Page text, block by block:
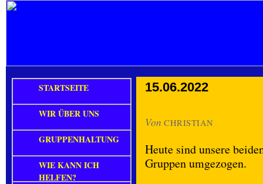
15.06.2022
Von CHRISTIAN
Heute sind unsere
Gruppen umgezogen.
STARTSEITE
WIR ÜBER UNS
GRUPPENHALTUNG
WIE KANN ICH
HELFEN?